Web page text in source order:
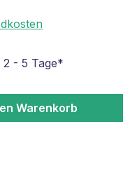
- 5 Tage*
Warenkorb